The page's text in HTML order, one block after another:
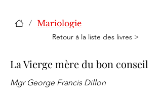
/ Mariologie
Retour à la liste des livres >
La Vierge mère du bon conseil
Mgr George Francis Dillon